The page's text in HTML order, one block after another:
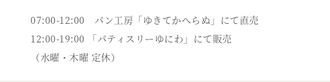
07:00-12:00 パン工房「ゆきてかへらぬ」にて直売
12:00-19:00 「パティスリーゆにわ」にて販売
（水曜・木曜 定休）